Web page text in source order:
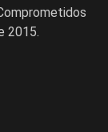
2015.